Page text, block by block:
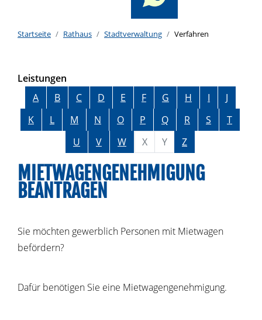
Startseite Rathaus Stadtverwaltung Verfahren
Leistungen
Alphabetisches Register überspringen
A B C D E F G H I
J
K
L M N O P Q R S
T
U
V W X Y Z
MIETWAGENGENEHMIGUNG
BEANTRAGEN
Sie möchten gewerblich Personen mit Mietwagen
befördern?
Dafür benötigen Sie eine Mietwagengenehmigung.